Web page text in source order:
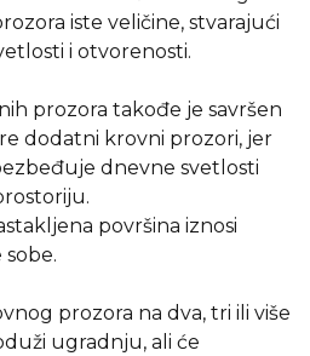
iste veličine, stvarajući
i otvorenosti.
prozora takođe je savršen
dodatni krovni prozori, jer
dnevne svetlosti
površina iznosi
sobe.
prozora na dva, tri ili više
ugradnju, ali će